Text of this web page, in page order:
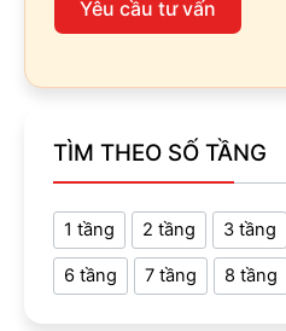
Yêu cầu tư vấn
TÌM THEO SỐ TẦNG
1 tầng 2 tầng 3 tầng
6 tầng 7 tầng 8 tầng